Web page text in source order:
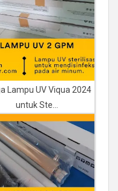
Lampu UV Viqua 2024
untuk Ste...